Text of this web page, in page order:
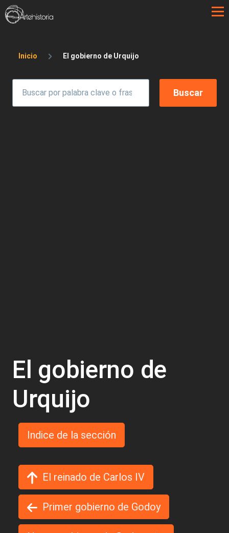
Pasar al contenido principal
Sobrescribir enlaces de ayuda a la
Inicio El gobierno de Urquijo
El gobierno de
Urquijo
Indice de la sección
El reinado de Carlos IV
Primer gobierno de Godoy